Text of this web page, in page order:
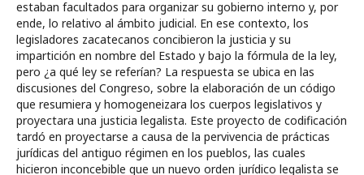
estaban facultados para organizar su gobierno interno y, por
ende, lo relativo al ámbito judicial. En ese contexto, los
legisladores zacatecanos concibieron la justicia y su
impartición en nombre del Estado y bajo la fórmula de la ley,
pero ¿a qué ley se referían? La respuesta se ubica en las
discusiones del Congreso, sobre la elaboración de un código
que resumiera y homogeneizara los cuerpos legislativos y
proyectara una justicia legalista. Este proyecto de codificación
tardó en proyectarse a causa de la pervivencia de prácticas
jurídicas del antiguo régimen en los pueblos, las cuales
hicieron inconcebible que un nuevo orden jurídico legalista se